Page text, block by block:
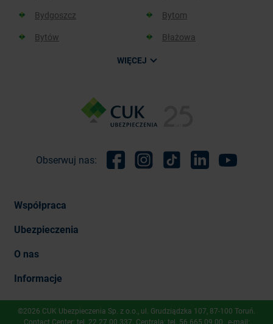
Bydgoszcz
Bytom
Bytów
Błażowa
WIĘCEJ
Obserwuj nas:
Współpraca
Ubezpieczenia
O nas
Informacje
©2026 CUK Ubezpieczenia Sp. z o.o., ​ul. Grudziądzka 107, 87-100 Toruń.
Contact Center: tel. 22 27 00 337 . Centrala: tel. 56 665 09 00 , e-mail: